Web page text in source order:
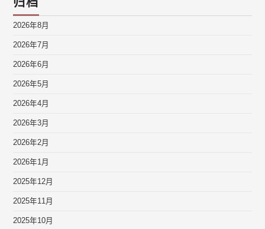
2026年8月
2026年7月
2026年6月
2026年5月
2026年4月
2026年3月
2026年2月
2026年1月
2025年12月
2025年11月
2025年10月